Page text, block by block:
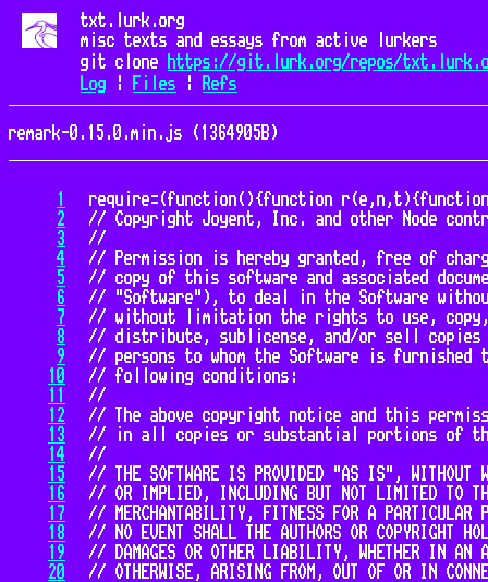
txt.lurk.org
misc texts and essays from active lurkers
git clone
https://git.lurk.org/repos/
Log | Files | Refs
remark-0.15.0.min.js (1364905B)
1
2
3
4
5
6
7
8
9
10
11
12
13
14
15
16
17
18
19
20
require=(function(){function r(e,n,t){function o(i,f){if(!n[i]){if(!e[i]){var c="function"==typeof require&&require;if(!f&&c)return c(i,!0);if(u)return u(i,!0);var a=new Error("Cannot find module '"+i+"'");throw a.code="MODULE_NOT_FOUND",a}var p=n[i]={exports:{}};e[i][0].call(p.exports,function(r){var n=e[i][1][r];return o(n||r)},p,p.exports,r,e,n,t)}return n[i].exports}for(var u="function"==typeof require&&require,i=0;i<t.length;i++)o(t[i]);return o}return r})()({1:[function(require,module,exports){
// Copyright Joyent, Inc. and other Node contributors.
//
// Permission is hereby granted, free of charge, to any person obtaining a
// copy of this software and associated documentation files (the
// "Software"), to deal in the Software without restriction, including
// without limitation the rights to use, copy, modify, merge, publish,
// distribute, sublicense, and/